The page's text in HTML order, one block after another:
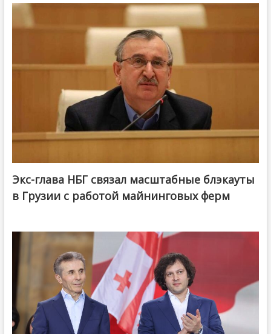
Экс-глава НБГ связал масштабные блэкауты
в Грузии с работой майнинговых ферм